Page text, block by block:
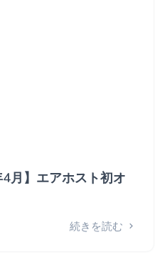
月】エアホスト初オ
続きを読む